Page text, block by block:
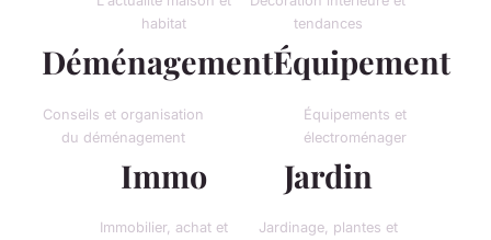
habitat
tendances
Déménagement
Conseils et organisation
du déménagement
Équipement
Équipements et
électroménager
Immo
Immobilier, achat et
Jardin
Jardinage, plantes et